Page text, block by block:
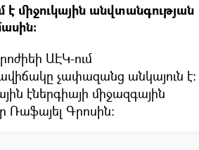
միջուկային անվտանգության
ԱԷԿ-ում
չափազանց անկայուն է։
էներգիայի միջազգային
Գրոսին։